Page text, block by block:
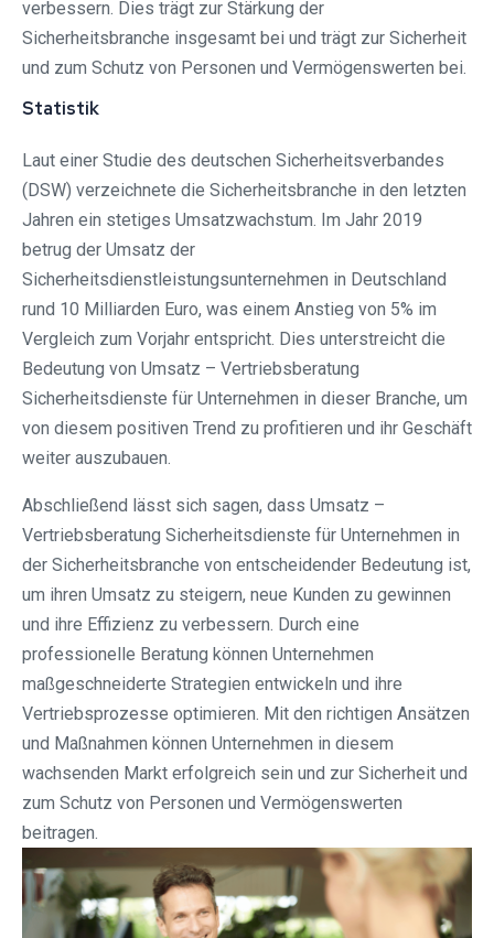
verbessern. Dies trägt zur Stärkung der
Sicherheitsbranche insgesamt bei und trägt zur Sicherheit
und zum Schutz von Personen und Vermögenswerten bei.
Statistik
Laut einer Studie des deutschen Sicherheitsverbandes
(DSW) verzeichnete die Sicherheitsbranche in den letzten
Jahren ein stetiges Umsatzwachstum. Im Jahr 2019
betrug der Umsatz der
Sicherheitsdienstleistungsunternehmen in Deutschland
rund 10 Milliarden Euro, was einem Anstieg von 5% im
Vergleich zum Vorjahr entspricht. Dies unterstreicht die
Bedeutung von Umsatz – Vertriebsberatung
Sicherheitsdienste für Unternehmen in dieser Branche, um
von diesem positiven Trend zu profitieren und ihr Geschäft
weiter auszubauen.
Abschließend lässt sich sagen, dass Umsatz –
Vertriebsberatung Sicherheitsdienste für Unternehmen in
der Sicherheitsbranche von entscheidender Bedeutung ist,
um ihren Umsatz zu steigern, neue Kunden zu gewinnen
und ihre Effizienz zu verbessern. Durch eine
professionelle Beratung können Unternehmen
maßgeschneiderte Strategien entwickeln und ihre
Vertriebsprozesse optimieren. Mit den richtigen Ansätzen
und Maßnahmen können Unternehmen in diesem
wachsenden Markt erfolgreich sein und zur Sicherheit und
zum Schutz von Personen und Vermögenswerten
beitragen.